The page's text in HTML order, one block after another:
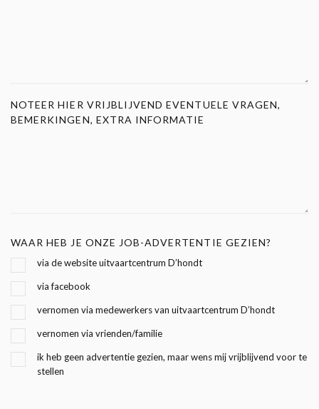
NOTEER HIER VRIJBLIJVEND EVENTUELE VRAGEN,
BEMERKINGEN, EXTRA INFORMATIE
WAAR HEB JE ONZE JOB-ADVERTENTIE GEZIEN?
via de website uitvaartcentrum D’hondt
via facebook
vernomen via medewerkers van uitvaartcentrum D’hondt
vernomen via vrienden/familie
ik heb geen advertentie gezien, maar wens mij vrijblijvend voor te
stellen